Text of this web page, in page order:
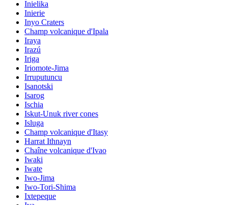
Inielika
Inierie
Inyo Craters
Champ volcanique d'Ipala
Iraya
Irazú
Iriga
Iriomote-Jima
Irruputuncu
Isanotski
Isarog
Ischia
Iskut-Unuk river cones
Isluga
Champ volcanique d'Itasy
Harrat Ithnayn
Chaîne volcanique d'Ivao
Iwaki
Iwate
Iwo-Jima
Iwo-Tori-Shima
Ixtepeque